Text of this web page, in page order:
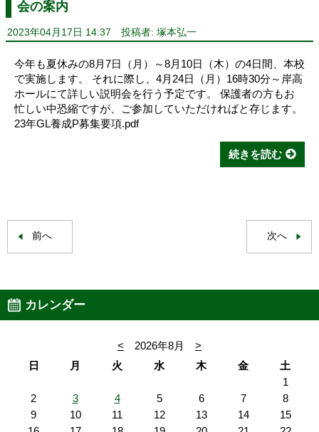
会の案内
2023年04月17日 14:37 投稿者: 塚本弘一
今年も夏休みの8月7日（月）～8月10日（木）の4日間、本校
で実施します。 それに際し、4月24日（月）16時30分～岸高
ホールにて詳しい説明会を行う予定です。 保護者の方もお
忙しい中恐縮ですが、ご参加していただければと存じます。
23年GL養成P募集要項.pdf
続きを読む
前へ 次へ
カレンダー
< 2026年8月
>
日
月 火 水 木 金
土
1
2
3 4 5 6 7
8
9
10 11 12 13 14
15